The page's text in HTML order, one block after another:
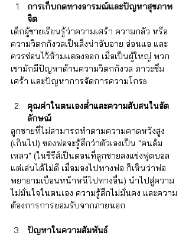
การเก็บกดทางอารมณ์และปัญหาสุขภาพ
จิต
เด็กผู้ชายเรียนรู้ว่าความเศร้า ความกลัว หรือ
ความวิตกกังวลเป็นสิ่งน่าอับอาย อ่อนแอ และ
ควรซ่อนไว้ห้ามแสดงออก เมื่อเป็นผู้ใหญ่ พวก
เขามักมีปัญหาด้านความวิตกกังวล ภาวะซึม
เศร้า และปัญหาการจัดการความโกรธ
คุณค่าในตนเองต่ำและความสับสนในอัต
ลักษณ์
ลูกชายที่ไม่สามารถทำตามความคาดหวังสูง
(เกินไป) ของพ่อจะรู้สึกว่าตัวเองเป็น "คนล้ม
เหลว" (ในซีรีส์เป็นตอนที่ลูกชายลงแข่งฟุตบอล
แต่เล่นได้ไม่ดี เมื่อมองไปทางพ่อ ก็เห็นว่าพ่อ
พยายามเบือนหน้าหนีไปทางอื่น) นำไปสู่ความ
ไม่มั่นใจในตนเอง ความรู้สึกไม่มั่นคง และความ
ต้องการการยอมรับจากภายนอก
ปัญหาในความสัมพันธ์